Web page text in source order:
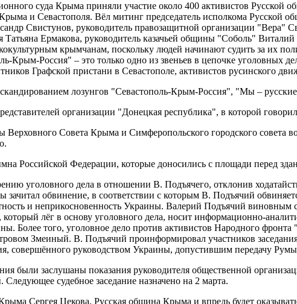
суда Крыма приняли участие около 400 активистов
и Севастополя. Вёл митинг председатель исполкома
Свистунов, руководитель правозащитной организации "Вера"
Татьяна Ермакова, руководитель казачьей общины "Соболь"
крымчанам, поскольку людей начинают судить за их
Крым-Россия" – это только одно из звеньев в цепочке уголовных
Графской пристани в Севастополе, активистов русинского
лозунгов "Севастополь-Крым-Россия", "Мы –
организации "Донецкая республика", в которой
Верховного Совета Крыма и Симферопольского городского
Российской Федерации, которые доносились с площади перед
уголовного дела в отношении В. Подъячего, отклонив
зачитал обвинение, в соответствии с которым В. Подъячий
и неприкосновенность Украины. Валерий Подъячий
который лёг в основу уголовного дела, носит информационно-
Более того, уголовное дело против активистов Народного
Змеиный. В. Подъячий проинформировал участников
совершённого руководством Украины, допустившим передачу
были заслушаны показания руководителя общественной
судебное заседание назначено на 2 марта.
Сергея Цекова, Русская община Крыма и впредь будет